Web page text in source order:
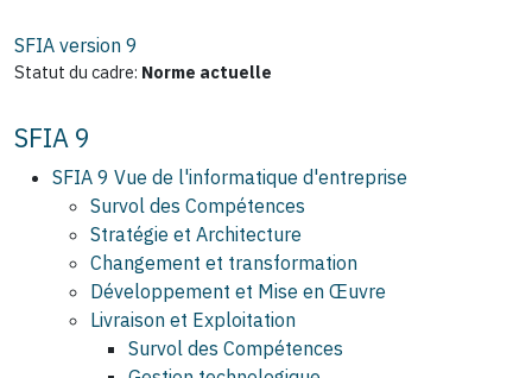
SFIA version 9
Statut du cadre: Norme actuelle
SFIA 9
SFIA 9 Vue de l'informatique d'entreprise
Survol des Compétences
Stratégie et Architecture
Changement et transformation
Développement et Mise en Œuvre
Livraison et Exploitation
Survol des Compétences